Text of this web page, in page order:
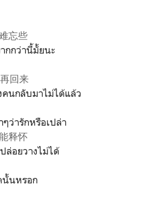
忘些
กกว่านี้มั้ยนะ
回来
คนกลับมาไม่ได้แล้ว
ว่ารักหรือเปล่า
释怀
อยวางไม่ได้
นั้นหรอก